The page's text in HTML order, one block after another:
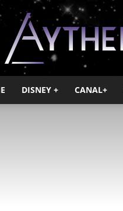
Ayther
DISNEY + CANAL+